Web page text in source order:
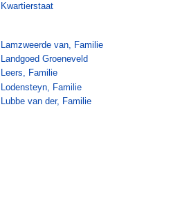
Kwartierstaat
Lamzweerde van, Familie
Landgoed Groeneveld
Leers, Familie
Lodensteyn, Familie
Lubbe van der, Familie